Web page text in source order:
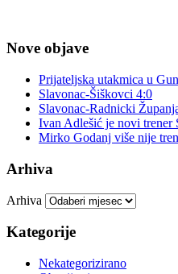
Nove objave
Prijateljska utakmica u
Slavonac-Šiškovci 4:0
Slavonac-Radnicki
Ivan Adlešić je novi trener
Mirko Godanj više nije
Arhiva
Arhiva
Kategorije
Nekategorizirano